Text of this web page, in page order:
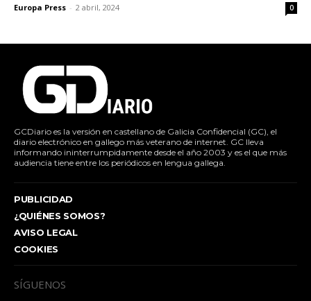
Europa Press - 2 abril, 2024 0
GCDiario es la versión en castellano de Galicia Confidencial (GC), el
diario electrónico en gallego más veterano de internet. GC lleva
informando ininterrumpidamente desde el año 2003 y es el que más
audiencia tiene entre los periódicos en lengua gallega.
PUBLICIDAD
¿QUIÉNES SOMOS?
AVISO LEGAL
COOKIES
SÍGUENOS